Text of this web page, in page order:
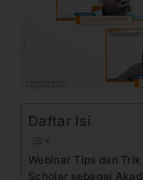
Daftar Isi
Webinar Tips dan
Scholar sebagai